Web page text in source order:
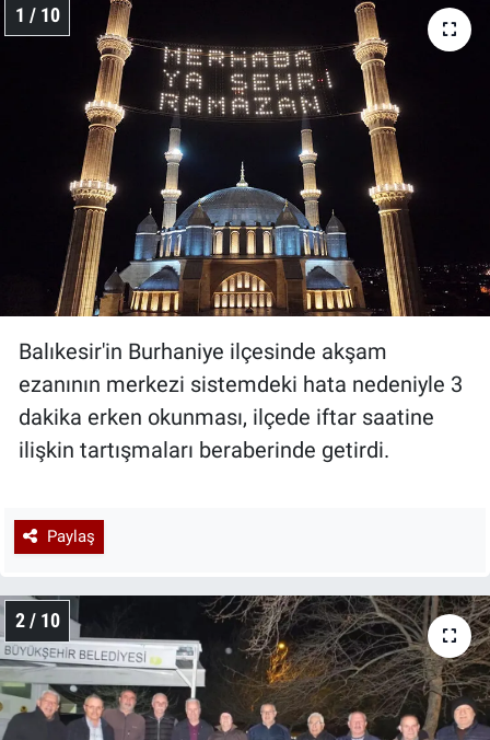
1 / 10
Balıkesir'in Burhaniye ilçesinde akşam
ezanının merkezi sistemdeki hata nedeniyle 3
dakika erken okunması, ilçede iftar saatine
ilişkin tartışmaları beraberinde getirdi.
Paylaş
2 / 10